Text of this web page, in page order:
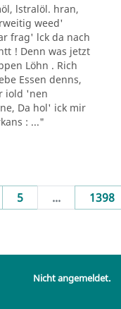
lstralöl. hran,
weed'
frag' lck da nach
! Denn was jetzt
Löhn . Rich
Essen denns,
iold 'nen
Da hol' ick mir
: ..."
5 ... 1398
Nicht angemeldet.